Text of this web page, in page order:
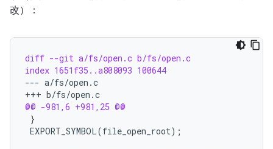
改）：
diff --git a/fs/open.c b/fs/open.c
index 1651f35..a808093 100644
--- a/fs/open.c
+++ b/fs/open.c
@@ -981,6 +981,25 @@